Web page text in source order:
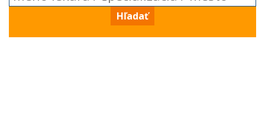
Hľadať